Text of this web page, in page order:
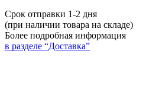
Срок отправки 1-2 дня
(при наличии товара на складе)
Более подробная информация
в разделе “Доставка”